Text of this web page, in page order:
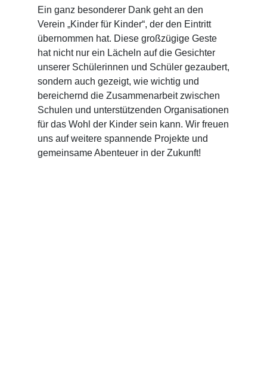
Ein ganz besonderer Dank geht an den
Verein „Kinder für Kinder“, der den Eintritt
übernommen hat. Diese großzügige Geste
hat nicht nur ein Lächeln auf die Gesichter
unserer Schülerinnen und Schüler gezaubert,
sondern auch gezeigt, wie wichtig und
bereichernd die Zusammenarbeit zwischen
Schulen und unterstützenden Organisationen
für das Wohl der Kinder sein kann. Wir freuen
uns auf weitere spannende Projekte und
gemeinsame Abenteuer in der Zukunft!